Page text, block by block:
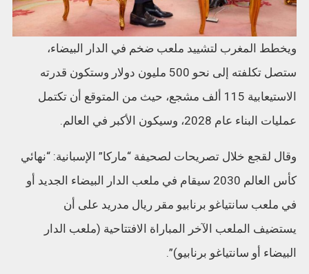
ويخطط المغرب لتشييد ملعب ضخم في الدار البيضاء،
ستصل تكلفته إلى نحو 500 مليون دولار وستكون قدرته
الاستيعابية 115 ألف مشجع، حيث من المتوقع أن تكتمل
عمليات البناء عام 2028، وسيكون الأكبر في العالم.
وقال لقجع خلال تصريحات لصحيفة “ماركا” الإسبانية: “نهائي
كأس العالم 2030 سيقام في ملعب الدار البيضاء الجديد أو
في ملعب سانتياغو برنابيو مقر ريال مدريد على أن
يستضيف الملعب الآخر المباراة الافتتاحية (ملعب الدار
البيضاء أو سانتياغو برنابيو)”.